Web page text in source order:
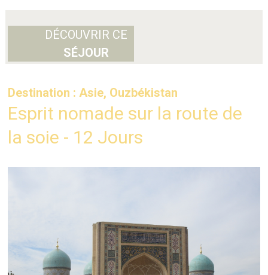
DÉCOUVRIR CE
SÉJOUR
Destination : Asie, Ouzbékistan
Esprit nomade sur la route de
la soie - 12 Jours